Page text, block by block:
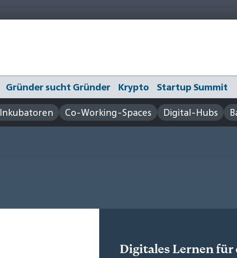
Gründer sucht Gründer Krypto
Startup Summit
Inkubatoren Co-Working-Spaces Digital-Hubs
Digitales Lernen für